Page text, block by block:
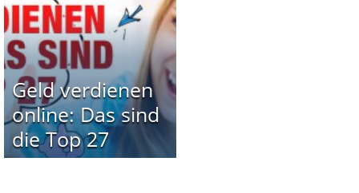
Geld verdienen
online: Das sind
die Top 27